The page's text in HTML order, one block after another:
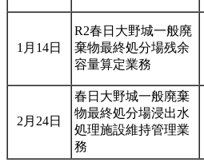
1月14日
R2春日大野城一般廃
棄物最終処分場残余
容量算定業務
2月24日
春日大野城一般廃棄
物最終処分場浸出水
処理施設維持管理業
務